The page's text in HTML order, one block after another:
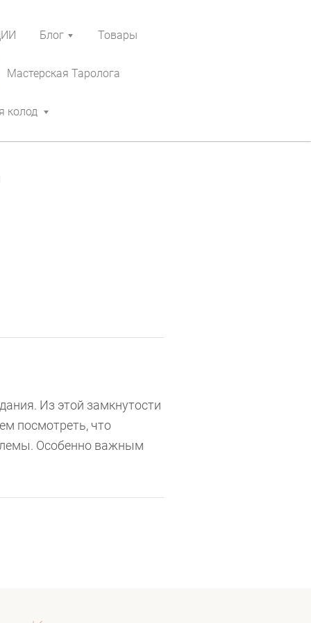
Блог Товары
Мастерская Таролога
колод
Из этой замкнутости
посмотреть, что
Особенно важным